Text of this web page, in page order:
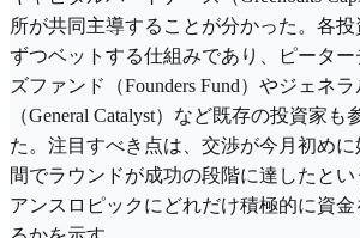
所が共同主導することが分かった。各
ずつベットする仕組みであり、ピータ
ズファンド（Founders Fund）やジェネ
（General Catalyst）など既存の投資家
た。注目すべき点は、交渉が今月初め
間でラウンドが成功の段階に達したと
アンスロピックにどれだけ積極的に資